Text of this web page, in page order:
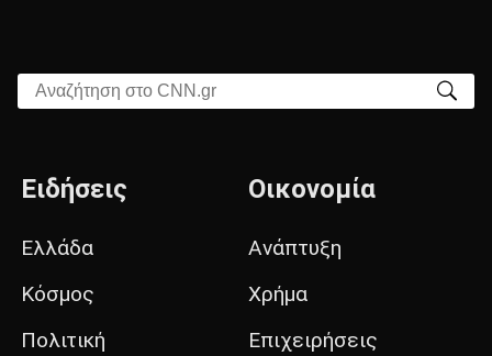
Αναζήτηση στο CNN.gr
Ειδήσεις
Ελλάδα
Κόσμος
Πολιτική
Οικονομία
Ανάπτυξη
Χρήμα
Επιχειρήσεις